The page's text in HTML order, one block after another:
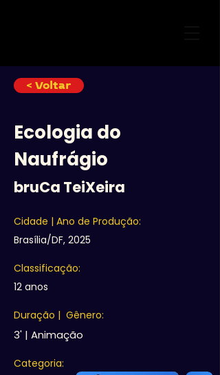
< Voltar
Ecologia do
Naufrágio
bruCa TeiXeira
Cidade | Ano de Produção:
Brasília/DF, 2025
Classificação:
12 anos
Duração | Gênero:
3' | Animação
Categoria: